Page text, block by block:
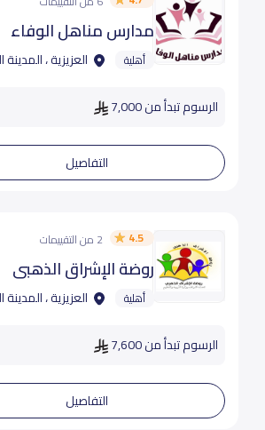
مدارس مناهل الوفاء
أهلية العزيزية ،
الرسوم تبدأ من 7,000
التفاصيل
4.5 2 من التقييمات
روضة الإشراق الذهبي
أهلية العزيزية ،
الرسوم تبدأ من 7,600
التفاصيل